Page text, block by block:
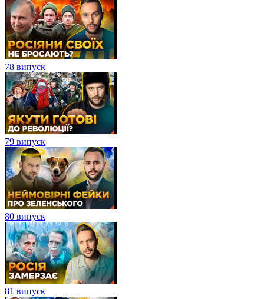
78 випуск
79 випуск
80 випуск
81 випуск